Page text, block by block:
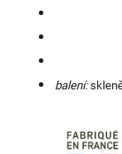
balení: